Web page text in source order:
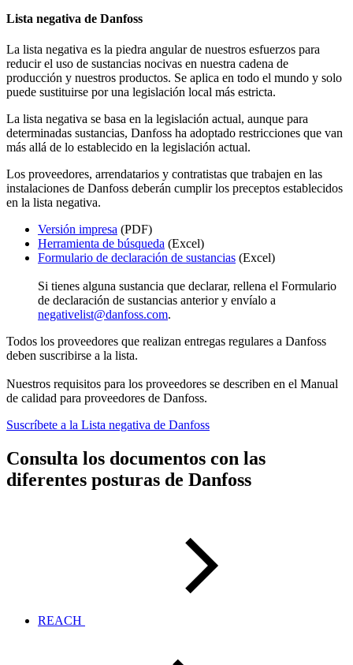
Lista negativa de Danfoss
La lista negativa es la piedra angular de nuestros esfuerzos para
reducir el uso de sustancias nocivas en nuestra cadena de
producción y nuestros productos. Se aplica en todo el mundo y solo
puede sustituirse por una legislación local más estricta.
La lista negativa se basa en la legislación actual, aunque para
determinadas sustancias, Danfoss ha adoptado restricciones que van
más allá de lo establecido en la legislación actual.
Los proveedores, arrendatarios y contratistas que trabajen en las
instalaciones de Danfoss deberán cumplir los preceptos establecidos
en la lista negativa.
Versión impresa (PDF)
Herramienta de búsqueda (Excel)
Formulario de declaración de sustancias (Excel)
Si tienes alguna sustancia que declarar, rellena el Formulario
de declaración de sustancias anterior y envíalo a
negativelist@danfoss.com.
Todos los proveedores que realizan entregas regulares a Danfoss
deben suscribirse a la lista.
Nuestros requisitos para los proveedores se describen en el Manual
de calidad para proveedores de Danfoss.
Suscríbete a la Lista negativa de Danfoss
Consulta los documentos con las
diferentes posturas de Danfoss
REACH